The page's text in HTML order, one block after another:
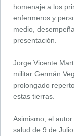
homenaje a los
enfermeros y
medio,
presentación.
Jorge Vicente
militar Germán
prolongado
estas tierras.
Asimismo, el
salud de 9 de